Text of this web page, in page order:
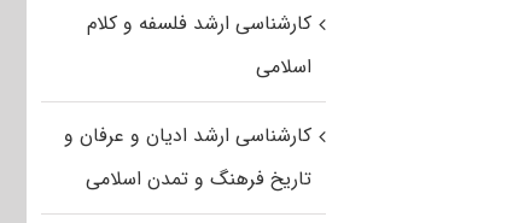
کارشناسی ارشد فلسفه و کلام
اسلامی
کارشناسی ارشد ادیان و عرفان و
تاریخ فرهنگ و تمدن اسلامی